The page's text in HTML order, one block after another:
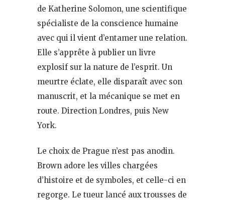
de Katherine Solomon, une scientifique
spécialiste de la conscience humaine
avec qui il vient d’entamer une relation.
Elle s’apprête à publier un livre
explosif sur la nature de l’esprit. Un
meurtre éclate, elle disparaît avec son
manuscrit, et la mécanique se met en
route. Direction Londres, puis New
York.
Le choix de Prague n’est pas anodin.
Brown adore les villes chargées
d’histoire et de symboles, et celle-ci en
regorge. Le tueur lancé aux trousses de